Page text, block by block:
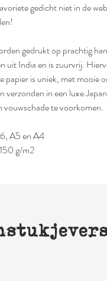
gedicht niet in de
gedrukt op prachtig
uit India en is zuurvrij.
papier is uniek, met mooie
verzonden in een luxe
vouwschade te voorkomen.
A5 en A4
g/m2